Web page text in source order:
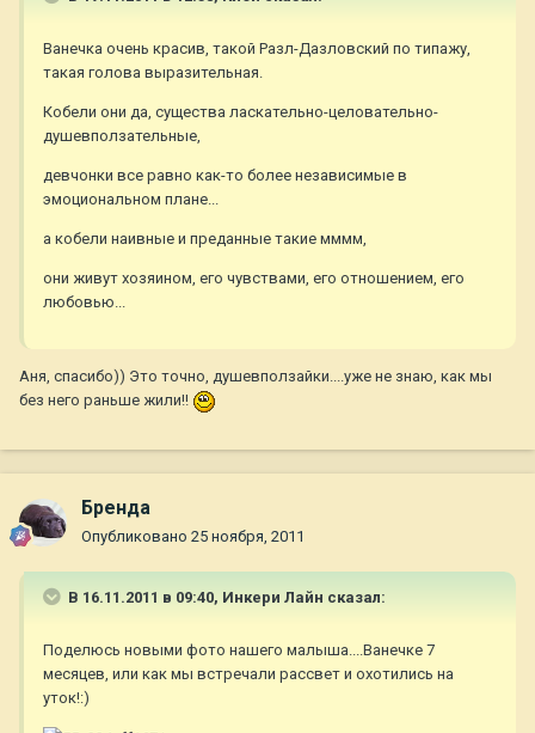
Ванечка очень красив, такой Разл-Дазловский по типажу,
такая голова выразительная.
Кобели они да, существа ласкательно-целовательно-
душевползательные,
девчонки все равно как-то более независимые в
эмоциональном плане...
а кобели наивные и преданные такие мммм,
они живут хозяином, его чувствами, его отношением, его
любовью...
Аня, спасибо)) Это точно, душевползайки....уже не знаю, как мы
без него раньше жили!!
Бренда
Опубликовано 25 ноября, 2011
В 16.11.2011 в 09:40, Инкери Лайн сказал:
Поделюсь новыми фото нашего малыша....Ванечке 7
месяцев, или как мы встречали рассвет и охотились на
уток!:)